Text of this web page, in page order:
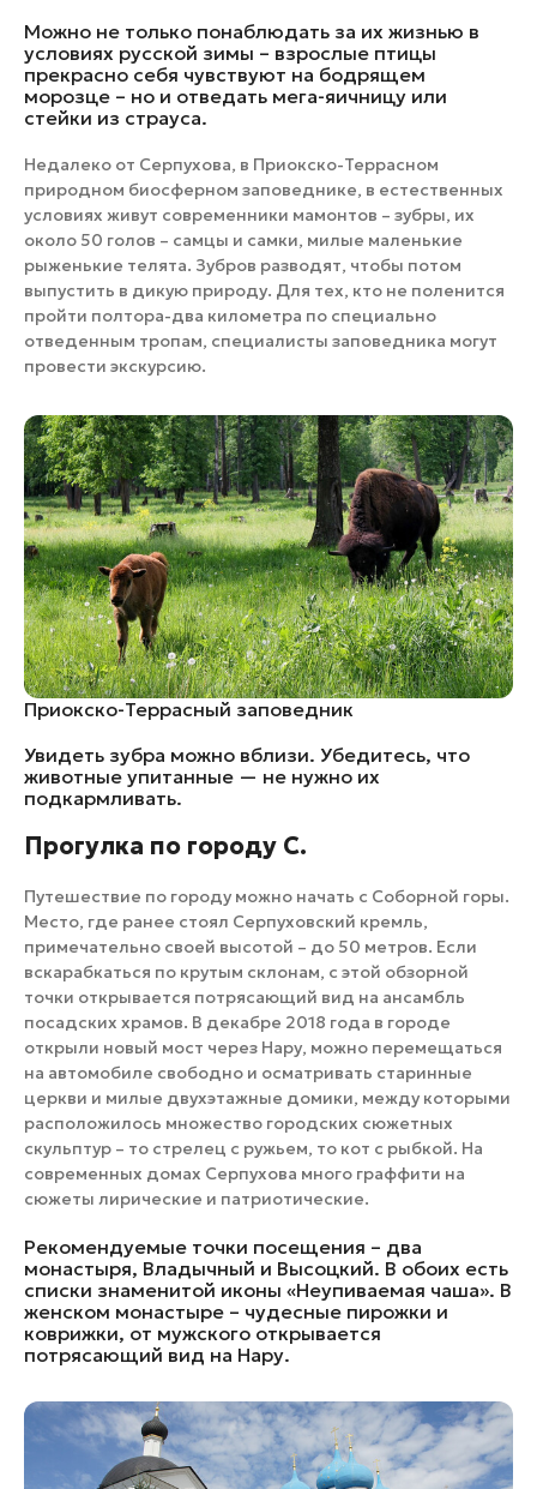
Можно не только понаблюдать за их жизнью в
условиях русской зимы – взрослые птицы
прекрасно себя чувствуют на бодрящем
морозце – но и отведать мега-яичницу или
стейки из страуса.
Недалеко от Серпухова, в Приокско-Террасном
природном биосферном заповеднике, в естественных
условиях живут современники мамонтов – зубры, их
около 50 голов – самцы и самки, милые маленькие
рыженькие телята. Зубров разводят, чтобы потом
выпустить в дикую природу. Для тех, кто не поленится
пройти полтора-два километра по специально
отведенным тропам, специалисты заповедника могут
провести экскурсию.
Приокско-Террасный заповедник
Увидеть зубра можно вблизи. Убедитесь, что
животные упитанные — не нужно их
подкармливать.
Прогулка по городу С.
Путешествие по городу можно начать с Соборной горы.
Место, где ранее стоял Серпуховский кремль,
примечательно своей высотой – до 50 метров. Если
вскарабкаться по крутым склонам, с этой обзорной
точки открывается потрясающий вид на ансамбль
посадских храмов. В декабре 2018 года в городе
открыли новый мост через Нару, можно перемещаться
на автомобиле свободно и осматривать старинные
церкви и милые двухэтажные домики, между которыми
расположилось множество городских сюжетных
скульптур – то стрелец с ружьем, то кот с рыбкой. На
современных домах Серпухова много граффити на
сюжеты лирические и патриотические.
Рекомендуемые точки посещения – два
монастыря, Владычный и Высоцкий. В обоих есть
списки знаменитой иконы «Неупиваемая чаша». В
женском монастыре – чудесные пирожки и
коврижки, от мужского открывается
потрясающий вид на Нару.